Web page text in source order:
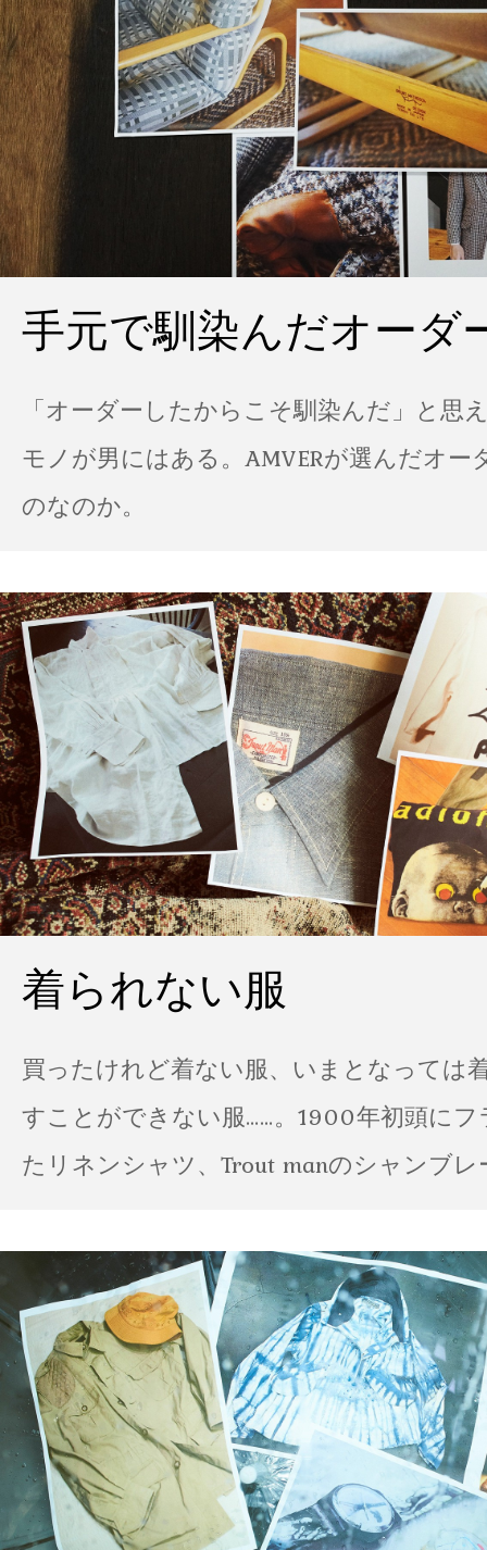
手元で馴染んだオーダ
「オーダーしたからこそ馴染んだ」と思
モノが男にはある。AMVERが選んだオー
のなのか。
着られない服
買ったけれど着ない服、いまとなっては
すことができない服……。1900年初頭に
たリネンシャツ、Trout manのシャンブ